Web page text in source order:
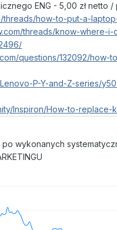
ENG - 5,00 zł netto /
threads/how-to-put-a-
threads/know-where-
questions/132092/how-
P-Y-and-Z-series/
Inspiron/How-to-
wykonanych